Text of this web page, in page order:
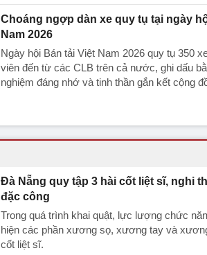
Choáng ngợp dàn xe quy tụ tại ngày
Nam 2026
Ngày hội Bán tải Việt Nam 2026 quy tụ 350
viên đến từ các CLB trên cả nước, ghi dấu
nghiệm đáng nhớ và tinh thần gắn kết cộng
Đà Nẵng quy tập 3 hài cốt liệt sĩ, nghi
đặc công
Trong quá trình khai quật, lực lượng chức
hiện các phần xương sọ, xương tay và
cốt liệt sĩ.